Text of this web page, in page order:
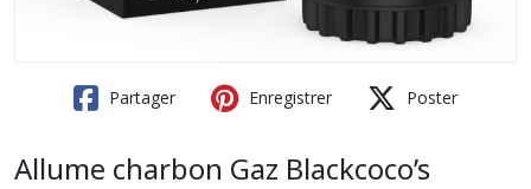
Partager Enregistrer Poster
Allume charbon Gaz Blackcoco’s